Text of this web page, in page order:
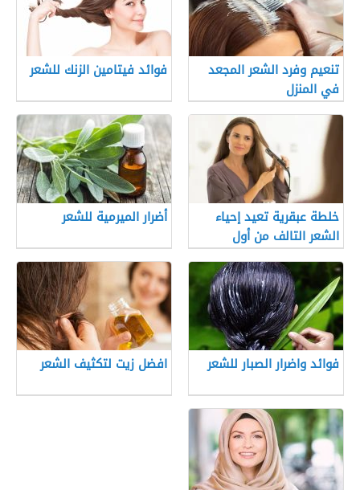
تنعيم وفرد الشعر المجعد
في المنزل
فوائد فيتامين الزنك للشعر
خلطة عبقرية تعيد إحياء
الشعر التالف من أول
استخدام
أضرار الميرمية للشعر
فوائد واضرار الصبار للشعر افضل زيت لتكثيف الشعر